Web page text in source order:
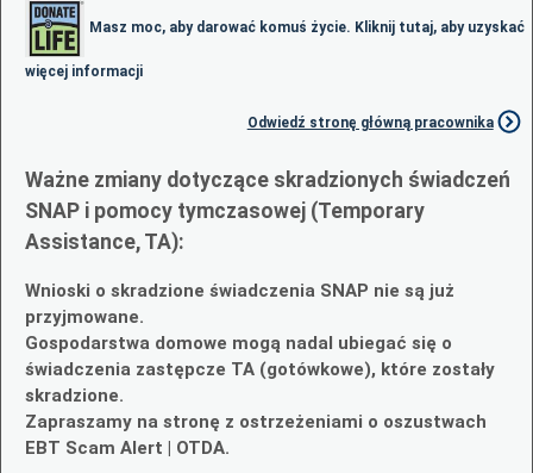
Masz moc, aby darować komuś życie. Kliknij tutaj, aby uzyskać
więcej informacji
Odwiedź stronę główną pracownika
Ważne zmiany dotyczące skradzionych świadczeń
SNAP i pomocy tymczasowej (Temporary
Assistance, TA):
Wnioski o skradzione świadczenia SNAP nie są już
przyjmowane.
Gospodarstwa domowe mogą nadal ubiegać się o
świadczenia zastępcze TA (gotówkowe), które zostały
skradzione.
Zapraszamy na stronę z ostrzeżeniami o oszustwach
EBT Scam Alert | OTDA.